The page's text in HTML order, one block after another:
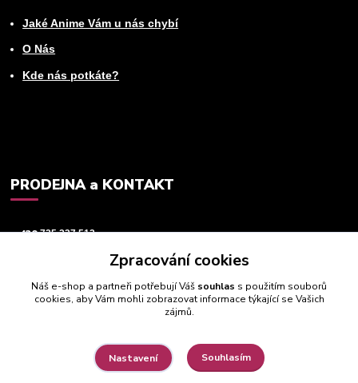
Jaké Anime Vám u nás chybí
O Nás
Kde nás potkáte?
PRODEJNA a KONTAKT
+420725 237 512
Zpracování cookies
Náš e-shop a partneři potřebují Váš souhlas s použitím souborů
cookies, aby Vám mohli zobrazovat informace týkající se Vašich
zájmů.
Nastavení Souhlasím